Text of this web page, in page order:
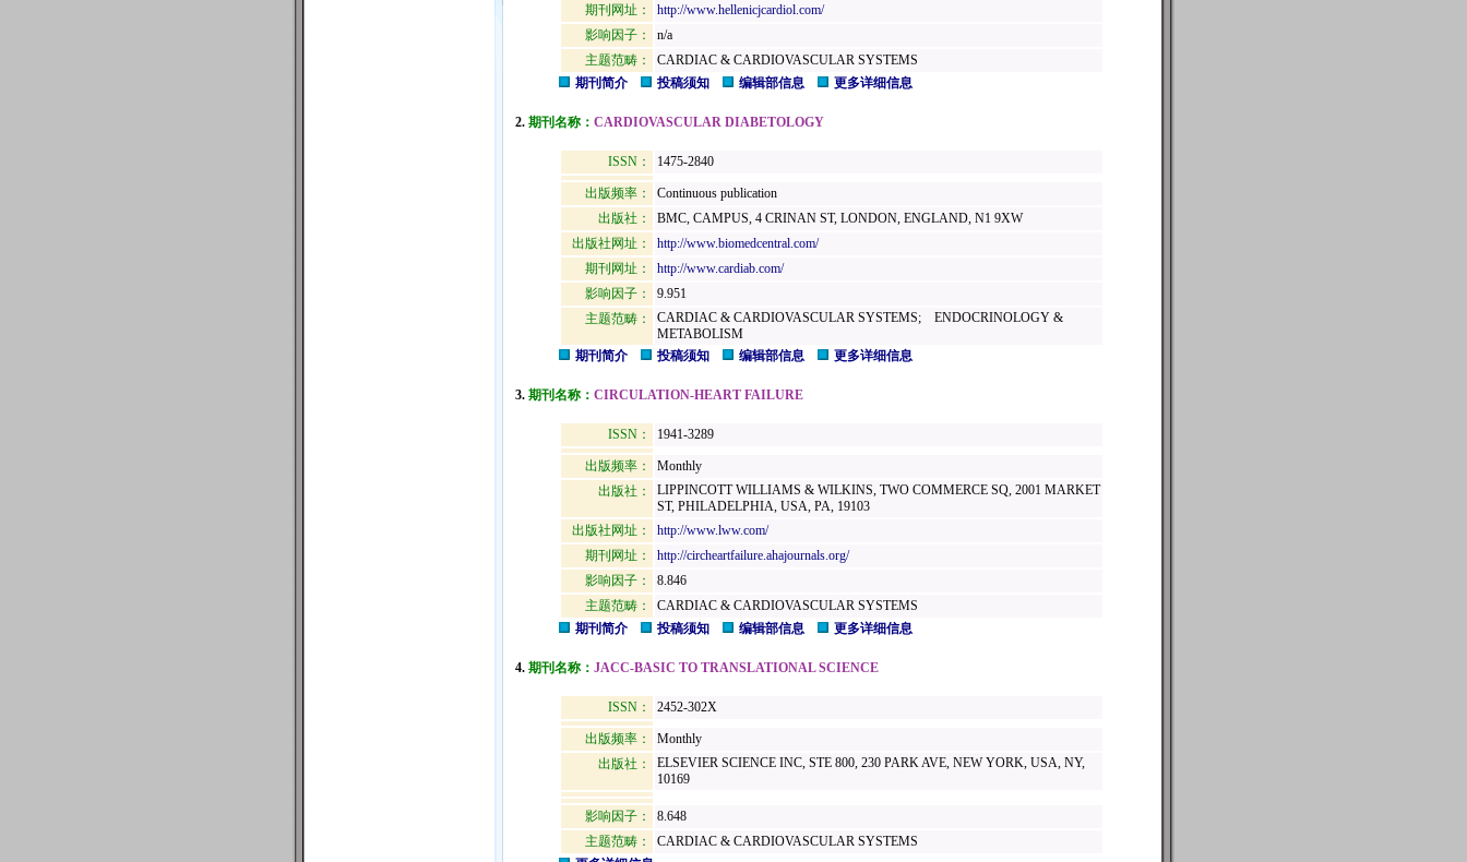
期刊网址：
http://www.hellenicjcardiol.com/
影响因子：
n/a
主题范畴：
CARDIAC & CARDIOVASCULAR SYSTEMS
期刊简介
投稿须知 编辑部信息 更多详细信息
2. 期刊名称： CARDIOVASCULAR DIABETOLOGY
ISSN： 1475-2840
出版频率：
Continuous publication
出版社：
BMC, CAMPUS, 4 CRINAN ST, LONDON, ENGLAND, N1 9XW
出版社网址：
http://www.biomedcentral.com/
期刊网址：
http://www.cardiab.com/
影响因子：
9.951
主题范畴：
CARDIAC & CARDIOVASCULAR SYSTEMS; ENDOCRINOLOGY &
METABOLISM
期刊简介
投稿须知 编辑部信息 更多详细信息
3. 期刊名称： CIRCULATION-HEART FAILURE
ISSN： 1941-3289
出版频率：
Monthly
出版社：
LIPPINCOTT WILLIAMS & WILKINS, TWO COMMERCE SQ, 2001 MARKET
ST, PHILADELPHIA, USA, PA, 19103
出版社网址：
http://www.lww.com/
期刊网址：
http://circheartfailure.ahajournals.org/
影响因子：
8.846
主题范畴：
CARDIAC & CARDIOVASCULAR SYSTEMS
期刊简介
投稿须知 编辑部信息 更多详细信息
4. 期刊名称： JACC-BASIC TO TRANSLATIONAL SCIENCE
ISSN： 2452-302X
出版频率：
Monthly
出版社：
ELSEVIER SCIENCE INC, STE 800, 230 PARK AVE, NEW YORK, USA, NY,
10169
影响因子：
8.648
主题范畴：
CARDIAC & CARDIOVASCULAR SYSTEMS